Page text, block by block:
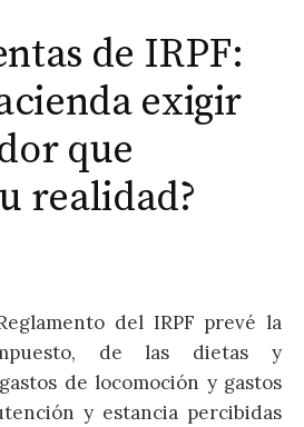
de IRPF:
exigir
que
realidad?
del IRPF prevé la
de las dietas y
de locomoción y gastos
y estancia percibidas